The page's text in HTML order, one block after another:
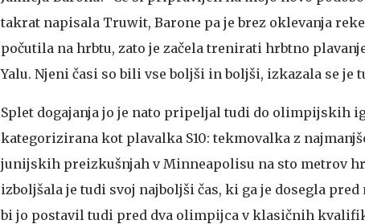
takrat napisala Truwit, Barone pa je brez oklevanja
počutila na hrbtu, zato je začela trenirati hrbtno
Yalu. Njeni časi so bili vse boljši in boljši, izkazala se
Splet dogajanja jo je nato pripeljal tudi do olimpijskih
kategorizirana kot plavalka S10: tekmovalka z
junijskih preizkušnjah v Minneapolisu na sto metrov
izboljšala je tudi svoj najboljši čas, ki ga je dosegla
bi jo postavil tudi pred dva olimpijca v klasičnih